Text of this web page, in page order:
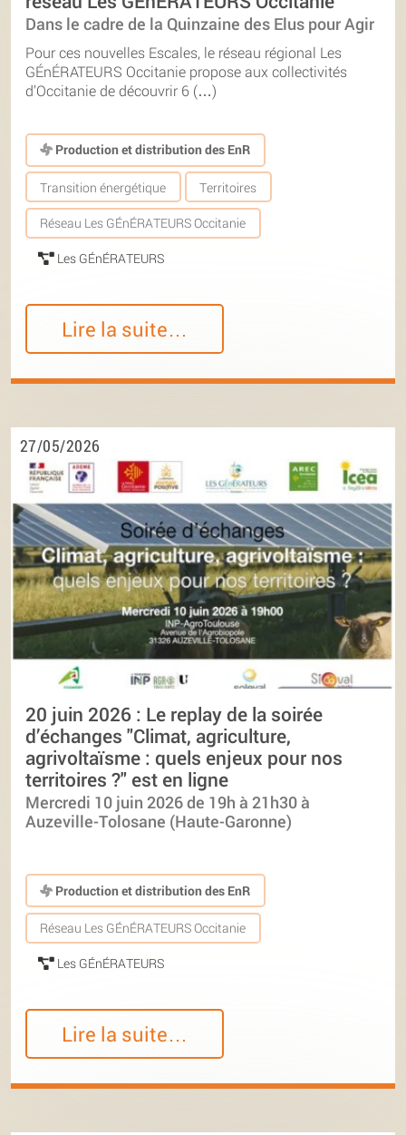
Dans le cadre de la Quinzaine des Elus pour Agir
Pour ces nouvelles Escales, le réseau régional Les
GÉnÉRATEURS Occitanie propose aux collectivités
d’Occitanie de découvrir 6 (…)
Production et distribution des EnR
Transition énergétique Territoires
Réseau Les GÉnÉRATEURS Occitanie
Les GÉnÉRATEURS
Lire la suite…
27/05/2026
20 juin 2026 : Le replay de la soirée
d’échanges "Climat, agriculture,
agrivoltaïsme : quels enjeux pour nos
territoires ?" est en ligne
Mercredi 10 juin 2026 de 19h à 21h30 à
Auzeville-Tolosane (Haute-Garonne)
Production et distribution des EnR
Réseau Les GÉnÉRATEURS Occitanie
Les GÉnÉRATEURS
Lire la suite…